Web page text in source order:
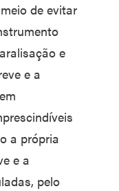
de evitar
e
e a
a própria
e a
pelo